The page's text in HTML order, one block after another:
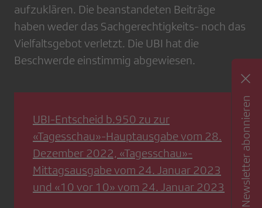
aufzuklären. Die beanstandeten Beiträge
haben weder das Sachgerechtigkeits- noch das
Vielfaltsgebot verletzt. Die UBI hat die
Beschwerde einstimmig abgewiesen.
UBI-Entscheid b.950 zu zur
«Tagesschau»-Hauptausgabe vom 28.
Dezember 2022, «Tagesschau»-
Mittagsausgabe vom 24. Januar 2023
und «10 vor 10» vom 24. Januar 2023
Newsletter abonnieren